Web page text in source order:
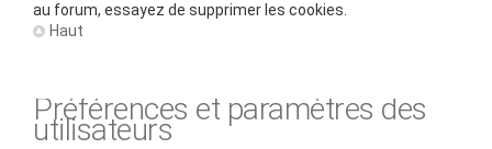
au forum, essayez de supprimer les cookies.
Haut
Préférences et paramètres des
utilisateurs